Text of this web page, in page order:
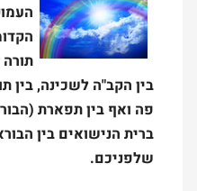
בין הקב"ה לשכינה, בין
פה ואף בין תפארת
ברית הנישואים בין
שלפניכם.